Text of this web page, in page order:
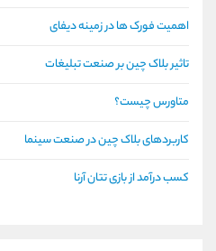
اهمیت فورک ها در زمینه دیفای
تاثیر بلاک چین بر صنعت تبلیغات
متاورس چیست؟
کاربردهای بلاک چین در صنعت سینما
کسب درآمد از بازی تتان آرنا